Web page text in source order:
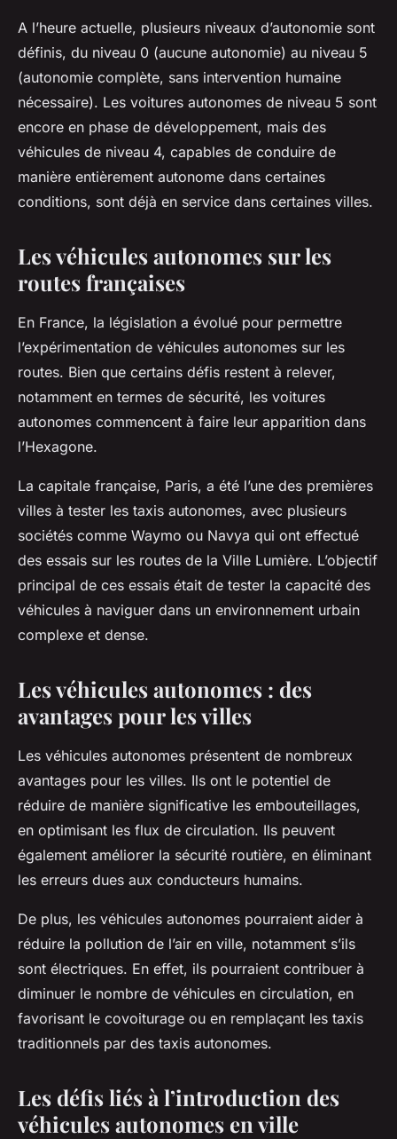
A l’heure actuelle, plusieurs niveaux d’autonomie sont
définis, du niveau 0 (aucune autonomie) au niveau 5
(autonomie complète, sans intervention humaine
nécessaire). Les voitures autonomes de niveau 5 sont
encore en phase de développement, mais des
véhicules de niveau 4, capables de conduire de
manière entièrement autonome dans certaines
conditions, sont déjà en service dans certaines villes.
Les véhicules autonomes sur les
routes françaises
En France, la législation a évolué pour permettre
l’expérimentation de véhicules autonomes sur les
routes. Bien que certains défis restent à relever,
notamment en termes de sécurité, les voitures
autonomes commencent à faire leur apparition dans
l’Hexagone.
La capitale française, Paris, a été l’une des premières
villes à tester les taxis autonomes, avec plusieurs
sociétés comme Waymo ou Navya qui ont effectué
des essais sur les routes de la Ville Lumière. L’objectif
principal de ces essais était de tester la capacité des
véhicules à naviguer dans un environnement urbain
complexe et dense.
Les véhicules autonomes : des
avantages pour les villes
Les véhicules autonomes présentent de nombreux
avantages pour les villes. Ils ont le potentiel de
réduire de manière significative les embouteillages,
en optimisant les flux de circulation. Ils peuvent
également améliorer la sécurité routière, en éliminant
les erreurs dues aux conducteurs humains.
De plus, les véhicules autonomes pourraient aider à
réduire la pollution de l’air en ville, notamment s’ils
sont électriques. En effet, ils pourraient contribuer à
diminuer le nombre de véhicules en circulation, en
favorisant le covoiturage ou en remplaçant les taxis
traditionnels par des taxis autonomes.
Les défis liés à l’introduction des
véhicules autonomes en ville